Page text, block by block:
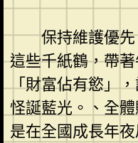
保持維護優
這些千紙鶴，帶
「財富佔有慾」
怪誕藍光。、全
是在全國成長年